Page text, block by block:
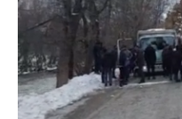
Yüklendi:
23.09%